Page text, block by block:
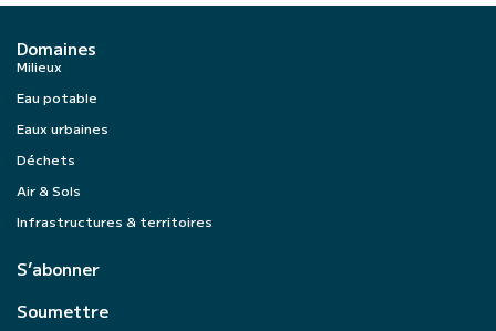
Domaines
Milieux
Eau potable
Eaux urbaines
Déchets
Air & Sols
Infrastructures & territoires
S’abonner
Soumettre